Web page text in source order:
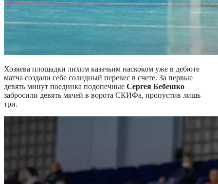
Хозяева площадки лихим казачьим наскоком уже в дебюте
матча создали себе солидный перевес в счете. За первые
девять минут поединка подопечные Сергея Бебешко
забросили девять мячей в ворота СКИФа, пропустив лишь
три.